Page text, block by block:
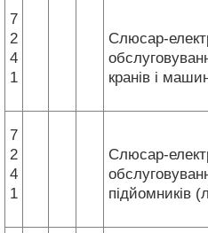
7
2
4
1
Слюсар-
кранів і
7
2
4
1
Слюсар-
підйомників